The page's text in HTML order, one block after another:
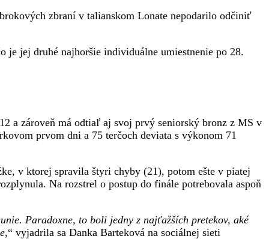
zbraní v talianskom Lonate nepodarilo odčiniť
je jej druhé najhoršie individuálne umiestnenie po 28.
a zároveň má odtiaľ aj svoj prvý seniorský bronz z MS v
prvom dni a 75 terčoch deviata s výkonom 71
v ktorej spravila štyri chyby (21), potom ešte v piatej
Na rozstrel o postup do finále potrebovala aspoň
Paradoxne, to boli jedny z najťažších pretekov, aké
“ vyjadrila sa Danka Barteková na sociálnej sieti